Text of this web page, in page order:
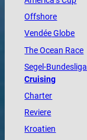
Offshore
VendéeGlobe
TheOcean Race
Segel-Bundesliga
Cruising
Charter
Reviere
Kroatien